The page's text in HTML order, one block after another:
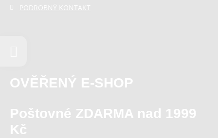
PODROBNÝ KONTAKT
OVĚŘENÝ E-SHOP
Poštovné ZDARMA nad 1999
Kč